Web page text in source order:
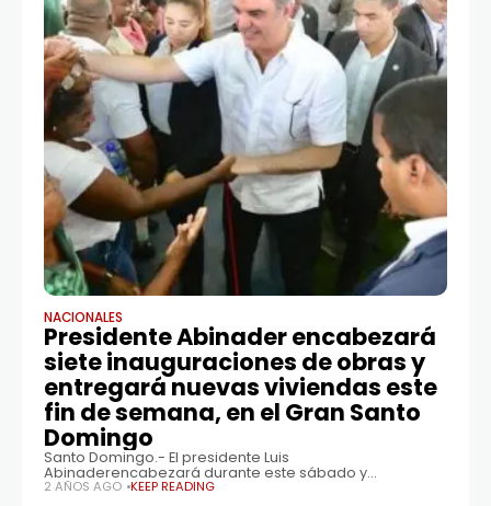
NACIONALES
Presidente Abinader encabezará
siete inauguraciones de obras y
entregará nuevas viviendas este
fin de semana, en el Gran Santo
Domingo
Santo Domingo.- El presidente Luis
Abinaderencabezará durante este sábado y
domingo siete inauguraciones de obras en el Gran
2 AÑOS AGO KEEP READING